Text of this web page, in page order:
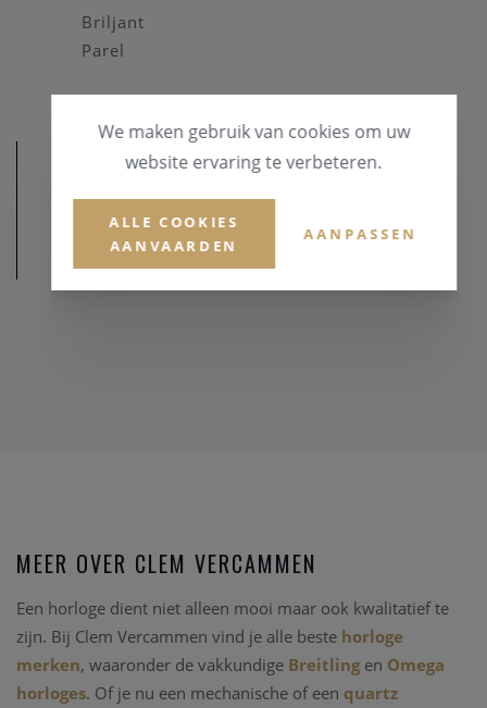
Briljant
Parel
AFMETINGEN
MEER OVER CLEM VERCAMMEN
Een horloge dient niet alleen mooi maar ook kwalitatief te
zijn. Bij Clem Vercammen vind je alle beste horloge
merken, waaronder de vakkundige Breitling en Omega
horloges. Of je nu een mechanische of een quartz
We maken gebruik van cookies om uw
website ervaring te verbeteren.
ALLE COOKIES
AANVAARDEN
AANPASSEN